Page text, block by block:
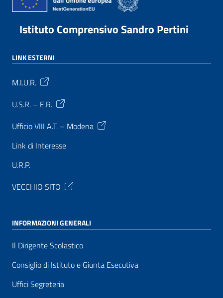
Istituto Comprensivo Sandro Pertini
LINK ESTERNI
M.I.U.R.
U.S.R. – E.R.
Ufficio VIII A.T. – Modena
Link di Interesse
U.R.P.
VECCHIO SITO
INFORMAZIONI GENERALI
Il Dirigente Scolastico
Consiglio di Istituto e Giunta Esecutiva
Uffici Segreteria